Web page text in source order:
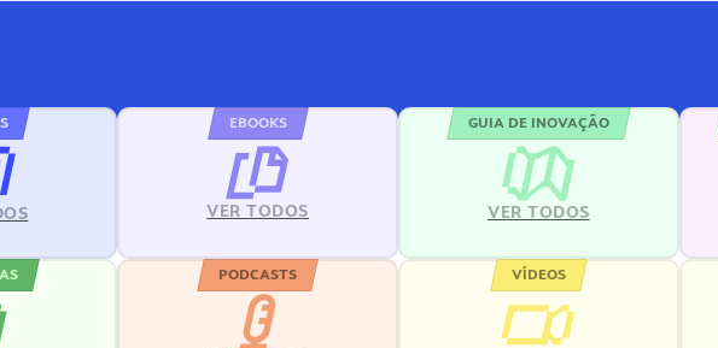
EBOOKS
VER TODOS
GUIA DE INOVAÇÃO
VER TODOS
PODCASTS VÍDEOS